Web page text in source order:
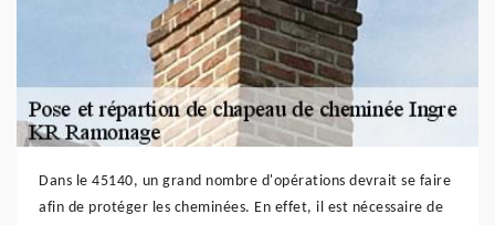
Dans le 45140, un grand nombre d'opérations devrait se faire
afin de protéger les cheminées. En effet, il est nécessaire de